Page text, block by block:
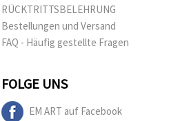
RÜCKTRITTSBELEHRUNG
Bestellungen und Versand
FAQ - Häufig gestellte Fragen
FOLGE UNS
EM ART auf Facebook